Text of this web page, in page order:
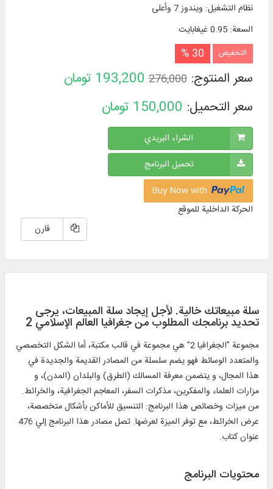
نظام التشغیل: ويندوز 7 وأعلی
السعة:0.95 غيغابايت
التخفيض 30 %
سعر المنتوج:276,000
193,200 تومان
سعر التحميل: 150,000 تومان
الشراء البريدي
تحميل البرنامج
الحركة الداخلية للموقع
قارن
سلة مبيعاتك خالية. لأجل إيجاد سلة المبيعات، يرجی
تحديد برنامجك المطلوب من جغرافیا العالم الإسلامي 2
مجموعة "الجغرافيا 2" هي مجموعة في قالب مكتبة، أما الشكل التخصصي
والمتعدد الوسائط فهو يضم سلسلة من المصادر القديمة والجديدة في
هذا المجال، و يتضمن معرفة المسالك (الطرق) والبلدان (المدن)، و
مزارات العلماء والمفكرين، مذكرات السفر، المعاجم الجغرافية، والخرائط.
من ميزات وخصائص هذا البرنامج: التنسيق للأماكن بأشكال متخصصة،
عرض الخرائط، مع توفر الميزة لعرضها. تصل مصادر هذا البرنامج إلي 476
عنوان كتاب.
محتويات البرنامج